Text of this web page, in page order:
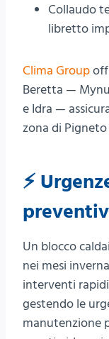
Collaudo
libretto
Clima Group
Beretta —
e Idra —
zona di
⚡
Un blocco
nei mesi
interventi
gestendo le
manutenzione